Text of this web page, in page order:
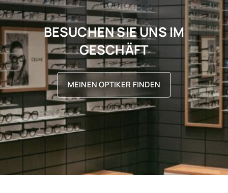
BESUCHEN SIE UNS IM
GESCHÄFT
MEINEN OPTIKER FINDEN